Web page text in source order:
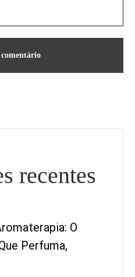
recentes
O
Perfuma,